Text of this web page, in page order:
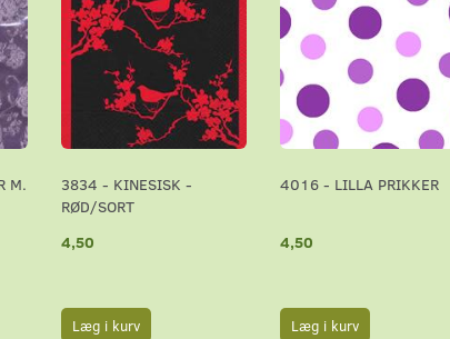
M.
3834 - KINESISK -
RØD/SORT
4,50
Læg i kurv
4016 - LILLA PRIKKER
4,50
Læg i kurv